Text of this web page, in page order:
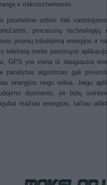
ir mikroschemomis.
prioritetine sritimi tiek
procesorių technologijų
įmonių tobulėjimą energijos ir
telefoną norite parsisiųsti
GPS yra viena iš daugiausia
parašytas algoritmas gali
energijos negu reikia. Jeigu
duomenis, jie būtų
mažiau energijos, tačiau